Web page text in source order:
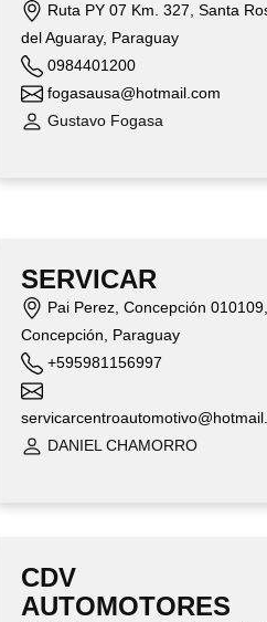
Ruta PY 07 Km. 327, Santa
del Aguaray, Paraguay
0984401200
fogasausa@hotmail.com
Gustavo Fogasa
SERVICAR
Pai Perez, Concepción 010109,
Concepción, Paraguay
+595981156997
DANIEL CHAMORRO
CDV
AUTOMOTORES